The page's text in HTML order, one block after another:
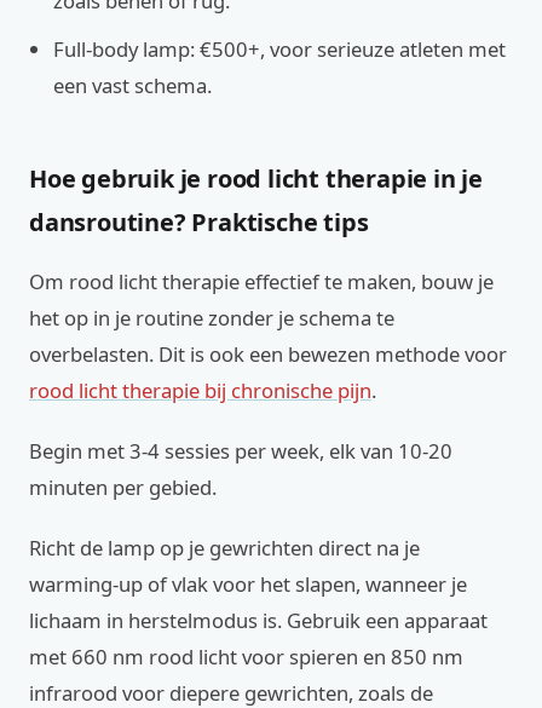
Full-body lamp: €500+, voor serieuze atleten met
een vast schema.
Hoe gebruik je rood licht therapie in je
dansroutine? Praktische tips
Om rood licht therapie effectief te maken, bouw je
het op in je routine zonder je schema te
overbelasten. Dit is ook een bewezen methode voor
rood licht therapie bij chronische pijn.
Begin met 3-4 sessies per week, elk van 10-20
minuten per gebied.
Richt de lamp op je gewrichten direct na je
warming-up of vlak voor het slapen, wanneer je
lichaam in herstelmodus is. Gebruik een apparaat
met 660 nm rood licht voor spieren en 850 nm
infrarood voor diepere gewrichten, zoals de